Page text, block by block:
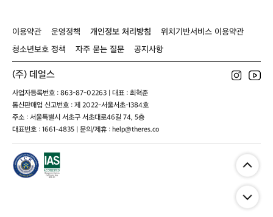
이용약관 운영정책 개인정보 처리방침
위치기반서비스 이용약관
청소년보호 정책
자주 묻는 질문 공지사항
(주) 데얼스
사업자등록번호 : 863-87-02263 | 대표 : 최혁준
통신판매업 신고번호 : 제 2022-서울서초-1384호
주소 : 서울특별시 서초구 서초대로46길 74, 5층
대표번호 : 1661-4835 | 문의/제휴 : help@theres.co